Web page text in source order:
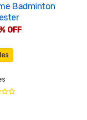
Badminton
OFF